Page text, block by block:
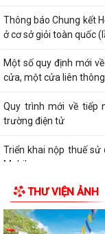
Thông báo Chung kết
ở cơ sở giỏi toàn quốc
Một số quy định mới
cửa, một cửa liên thông
Quy trình mới về tiếp
trường điện tử
Triển khai nộp thuế
Mobile
THƯ VIỆN ẢNH